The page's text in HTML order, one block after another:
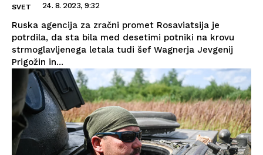
SVET 24. 8. 2023, 9:32
Ruska agencija za zračni promet Rosaviatsija je
potrdila, da sta bila med desetimi potniki na krovu
strmoglavljenega letala tudi šef Wagnerja Jevgenij
Prigožin in...